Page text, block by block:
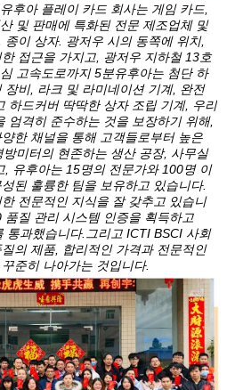
후아 플레이 카드 회사는 게임 카드,
및 판매에 특화된 전문 제조업체 및
이 상자. 광저우 시의 동쪽에 위치,
접근을 가지고, 광저우 지하철 13호
고속도로까지 5분유후아는 첨단 하
장비, 라크 및 라미네이션 기계, 완전
하드커버 딱딱한 상자 조립 기계, 우리
엄격히 준수하는 것을 보장하기 위해,
한 채널을 통해 고객들로부터 높은
미터의 현존하는 생산 공장, 사무실
, 유후아는 15명의 전문가와 100명 이
된 훌륭한 팀을 보유하고 있습니다.
전문적인 지식을 잘 갖추고 있습니
질 관리 시스템 인증을 획득하고
통과했습니다.그리고 ICTI BSCI 사회
의 제품, 합리적인 가격과 전문적인
준히 나아가는 것입니다.